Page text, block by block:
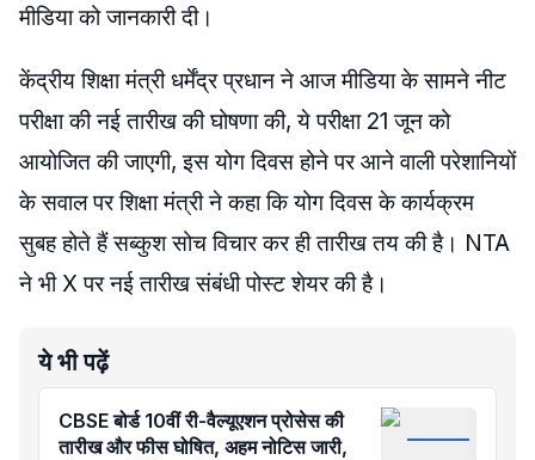
मीडिया को जानकारी दी।
केंद्रीय शिक्षा मंत्री धर्मेंद्र प्रधान ने आज मीडिया के सामने नीट
परीक्षा की नई तारीख की घोषणा की, ये परीक्षा 21 जून को
आयोजित की जाएगी, इस योग दिवस होने पर आने वाली परेशानियों
के सवाल पर शिक्षा मंत्री ने कहा कि योग दिवस के कार्यक्रम
सुबह होते हैं सब्कुश सोच विचार कर ही तारीख तय की है। NTA
ने भी X पर नई तारीख संबंधी पोस्ट शेयर की है।
ये भी पढ़ें
CBSE बोर्ड 10वीं री-वैल्यूएशन प्रोसेस की
तारीख और फीस घोषित, अहम नोटिस जारी,